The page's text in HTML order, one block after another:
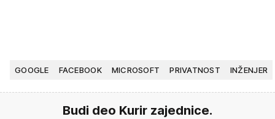
GOOGLE FACEBOOK MICROSOFT PRIVATNOST INŽENJER
Budi deo Kurir zajednice.